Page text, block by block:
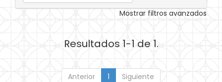
Mostrar filtros avanzados
Resultados 1-1 de 1.
Anterior 1 Siguiente